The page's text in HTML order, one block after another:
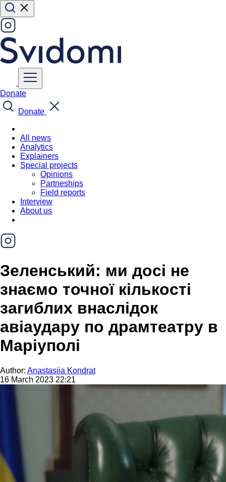
Donate
Donate
All news
Analytics
Explainers
Special projects
Opinions
Partneships
Field reports
Interview
About us
Зеленський: ми досі не
знаємо точної кількості
загиблих внаслідок
авіаудару по драмтеатру в
Маріуполі
Author: Anastasiia Kondrat
16 March 2023 22:21